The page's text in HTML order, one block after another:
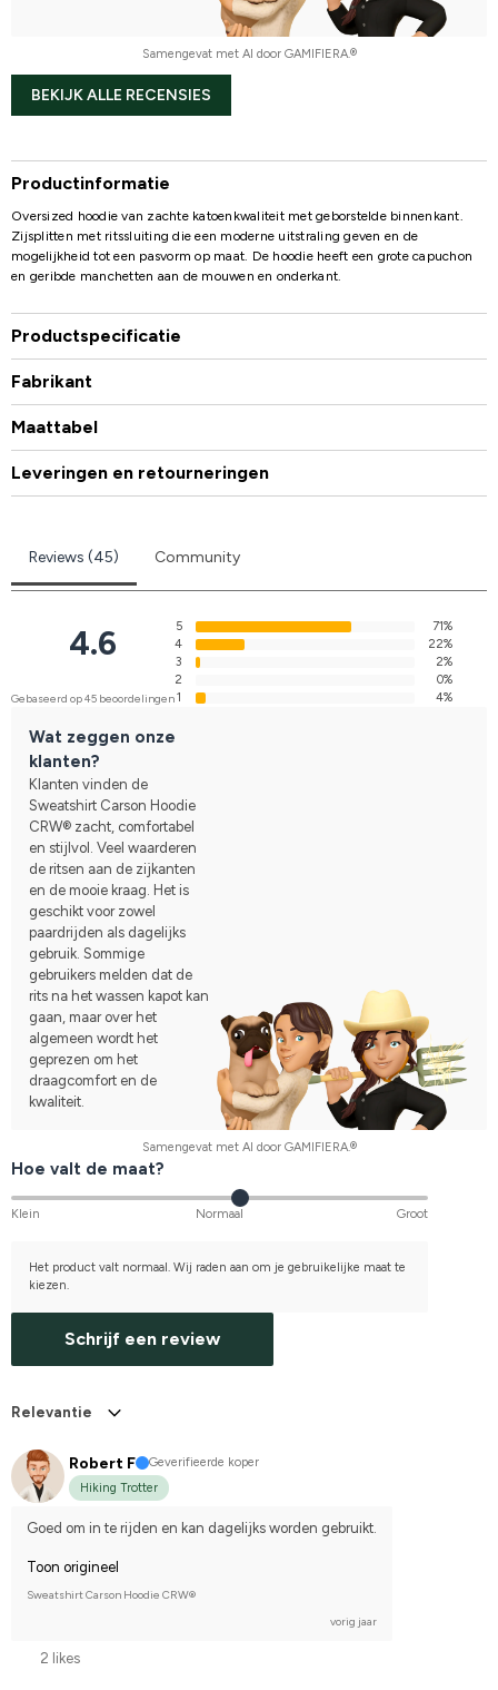
Samengevat met AI door GAMIFIERA.®
BEKIJK ALLE RECENSIES
Productinformatie
Oversized hoodie van zachte katoenkwaliteit met geborstelde binnenkant.
Zijsplitten met ritssluiting die een moderne uitstraling geven en de
mogelijkheid tot een pasvorm op maat. De hoodie heeft een grote capuchon
en geribde manchetten aan de mouwen en onderkant.
Productspecificatie
Fabrikant
Maattabel
Leveringen en retourneringen
Reviews (45) Community
4.6
Gebaseerd op 45 beoordelingen
5
71%
4
22%
3
2%
2
0%
1
4%
Wat zeggen onze
klanten?
Klanten vinden de
Sweatshirt Carson Hoodie
CRW® zacht, comfortabel
en stijlvol. Veel waarderen
de ritsen aan de zijkanten
en de mooie kraag. Het is
geschikt voor zowel
paardrijden als dagelijks
gebruik. Sommige
gebruikers melden dat de
rits na het wassen kapot kan
gaan, maar over het
algemeen wordt het
geprezen om het
draagcomfort en de
kwaliteit.
Samengevat met AI door GAMIFIERA.®
Hoe valt de maat?
Klein Normaal Groot
Het product valt normaal. Wij raden aan om je gebruikelijke maat te
kiezen.
Schrijf een review
Relevantie
Robert F
Geverifieerde koper
Hiking Trotter
Goed om in te rijden en kan dagelijks worden gebruikt.
Toon origineel
Sweatshirt Carson Hoodie CRW®
vorig jaar
2 likes